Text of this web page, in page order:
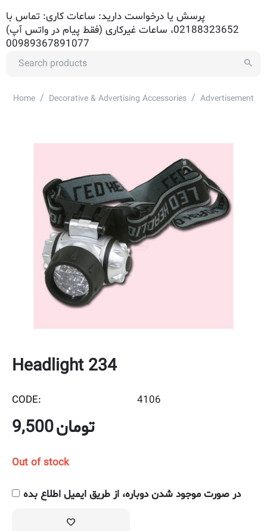
پرسش یا درخواست دارید: ساعات کاری: تماس با
02188323652، ساعات غیرکاری (فقط پیام در واتس آپ)
00989367891077
Home / Decorative & Advertising Accessories / Advertisement
Headlight 234
CODE: 4106
9,500تومان
Out of stock
در صورت موجود شدن دوباره، از طریق ایمیل اطلاع بده